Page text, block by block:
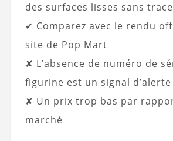
des surfaces lisses sans
✔ Comparez avec le rendu
site de Pop Mart
✘ L’absence de numéro de
figurine est un signal d’alerte
✘ Un prix trop bas par
marché